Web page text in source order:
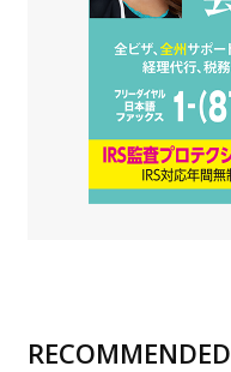
RECOMMENDED